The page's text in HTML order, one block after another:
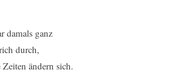
damals ganz
durch,
ändern sich.